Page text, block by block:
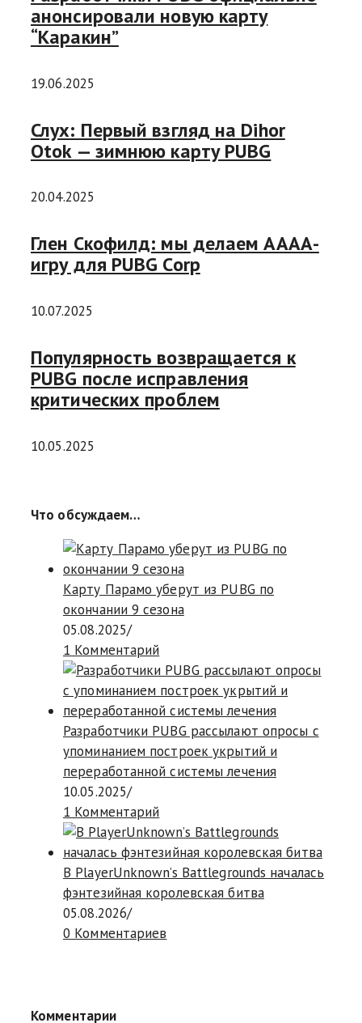
анонсировали новую карту
“Каракин”
19.06.2025
Слух: Первый взгляд на Dihor
Otok — зимнюю карту PUBG
20.04.2025
Глен Скофилд: мы делаем АААА-
игру для PUBG Corp
10.07.2025
Популярность возвращается к
PUBG после исправления
критических проблем
10.05.2025
Что обсуждаем…
Карту Парамо уберут из PUBG по
окончании 9 сезона
05.08.2025/
1 Комментарий
Разработчики PUBG рассылают опросы с
упоминанием построек укрытий и
переработанной системы лечения
10.05.2025/
1 Комментарий
В PlayerUnknown’s Battlegrounds началась
фэнтезийная королевская битва
05.08.2026/
0 Комментариев
Комментарии